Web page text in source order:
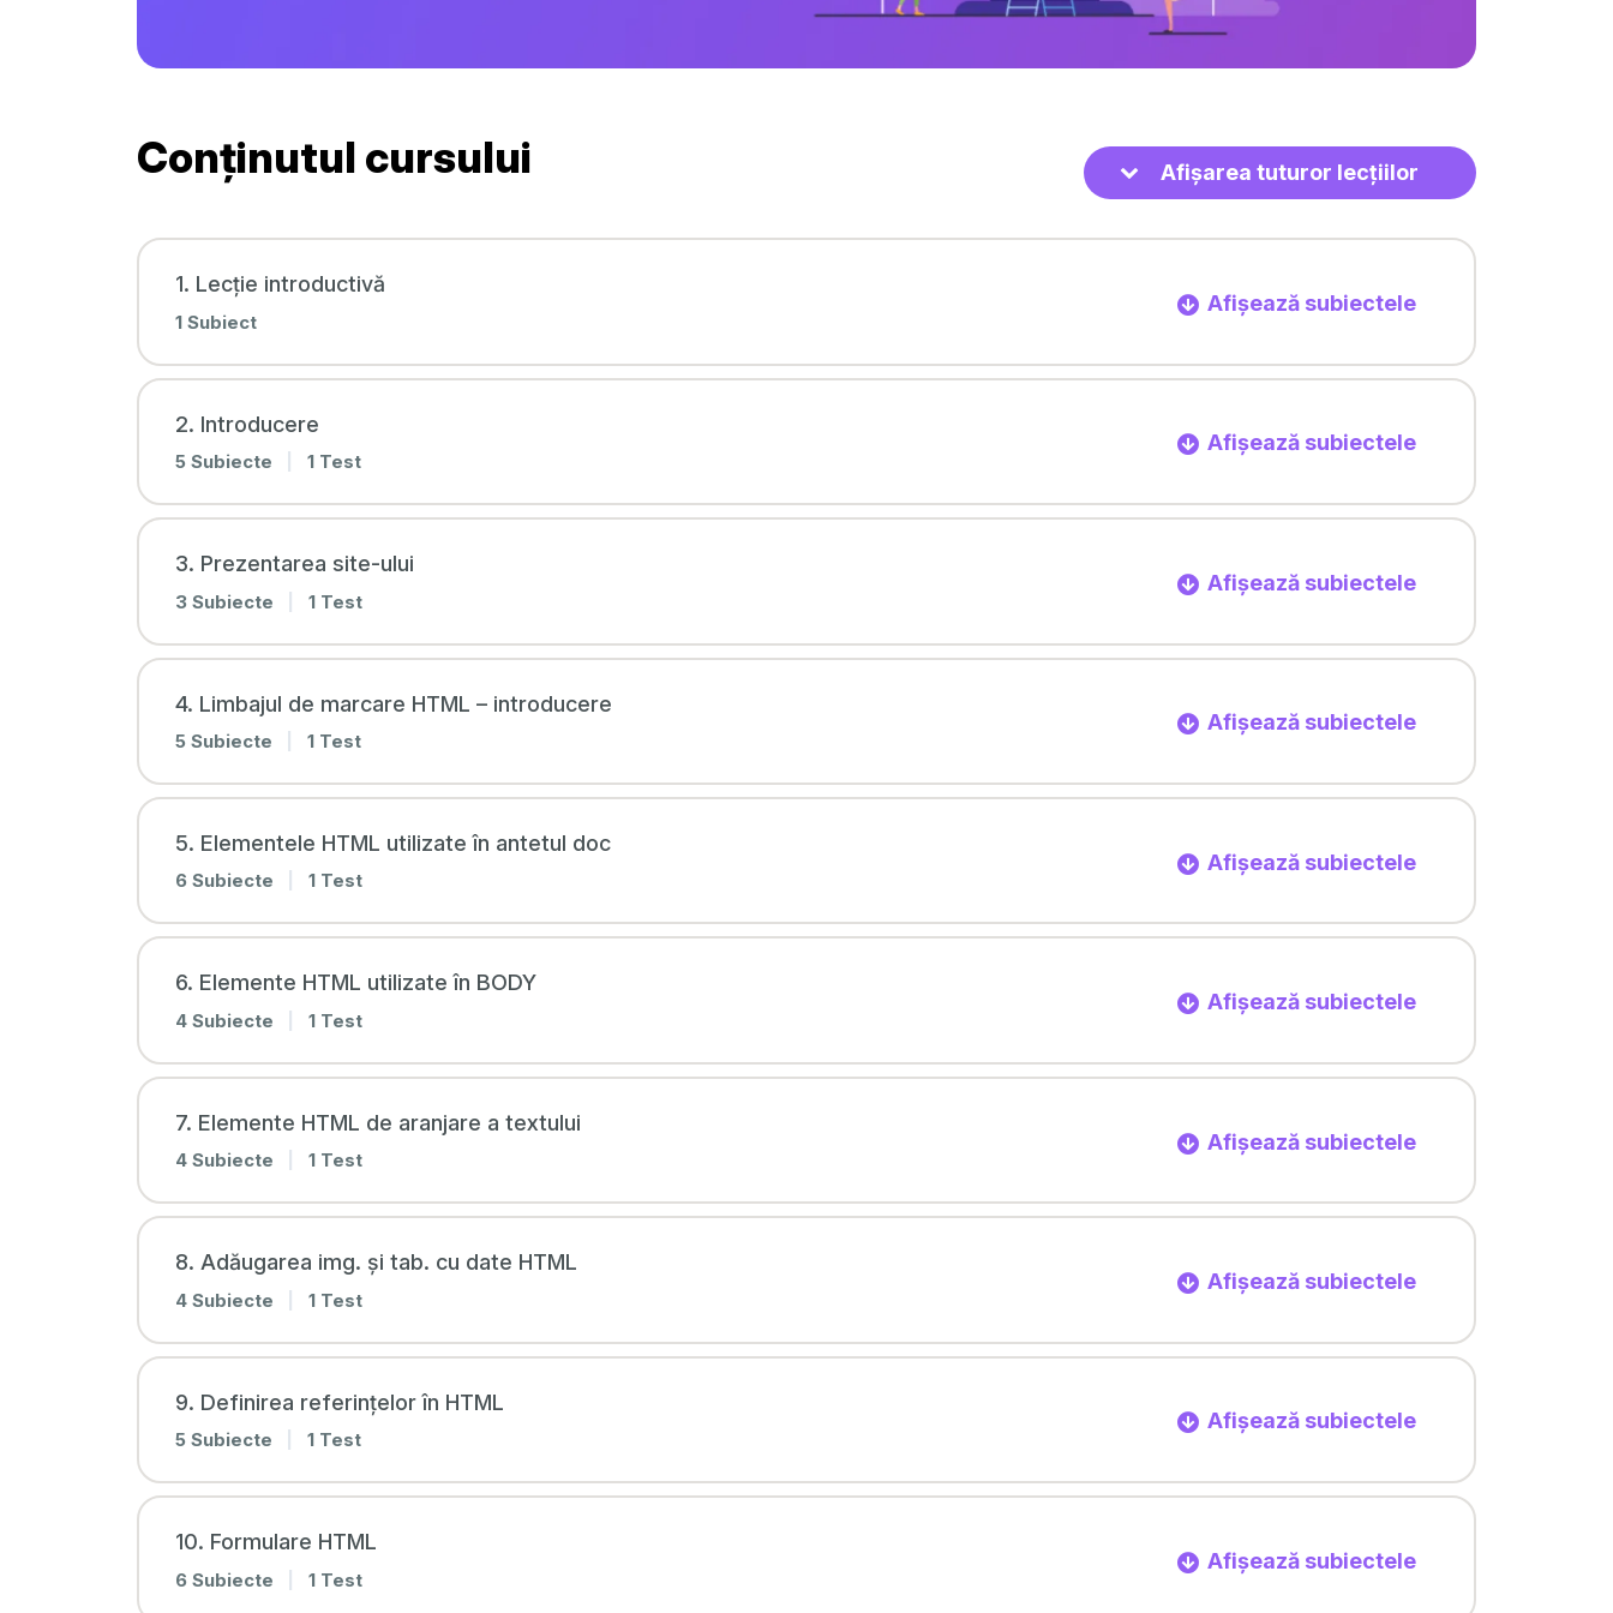
Conținutul cursului Afișarea tuturor lecțiilor
1. Lecție introductivă
1 Subiect
Afișează subiectele
2. Introducere
5 Subiecte 1 Test
Afișează subiectele
3. Prezentarea site-ului
3 Subiecte 1 Test
Afișează subiectele
4. Limbajul de marcare HTML – introducere
5 Subiecte 1 Test
Afișează subiectele
5. Elementele HTML utilizate în antetul doc
6 Subiecte 1 Test
Afișează subiectele
6. Elemente HTML utilizate în BODY
4 Subiecte 1 Test
Afișează subiectele
7. Elemente HTML de aranjare a textului
4 Subiecte 1 Test
Afișează subiectele
8. Adăugarea img. și tab. cu date HTML
4 Subiecte 1 Test
Afișează subiectele
9. Definirea referințelor în HTML
5 Subiecte 1 Test
Afișează subiectele
10. Formulare HTML
6 Subiecte 1 Test
Afișează subiectele